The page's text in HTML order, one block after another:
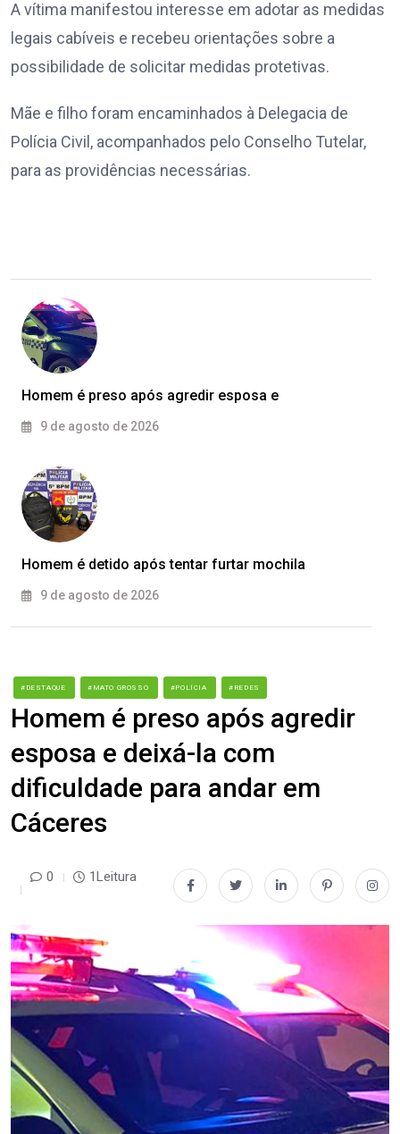
A vítima manifestou interesse em adotar as medidas
legais cabíveis e recebeu orientações sobre a
possibilidade de solicitar medidas protetivas.
Mãe e filho foram encaminhados à Delegacia de
Polícia Civil, acompanhados pelo Conselho Tutelar,
para as providências necessárias.
Homem é preso após agredir esposa e
9 de agosto de 2026
Homem é detido após tentar furtar mochila
9 de agosto de 2026
#DESTAQUE #MATO GROSSO #POLÍCIA #REDES
Homem é preso após agredir
esposa e deixá-la com
dificuldade para andar em
Cáceres
0 1Leitura